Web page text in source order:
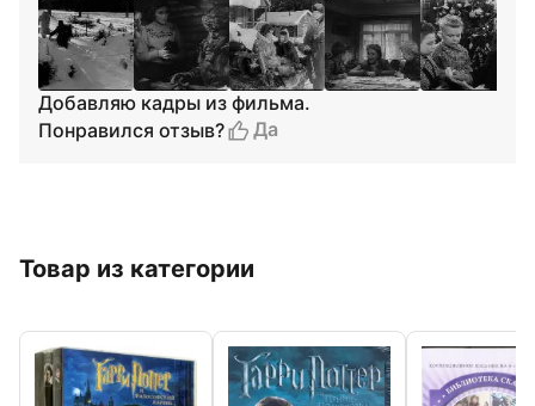
Добавляю кадры из фильма.
Понравился отзыв?
Да
Товар из категории